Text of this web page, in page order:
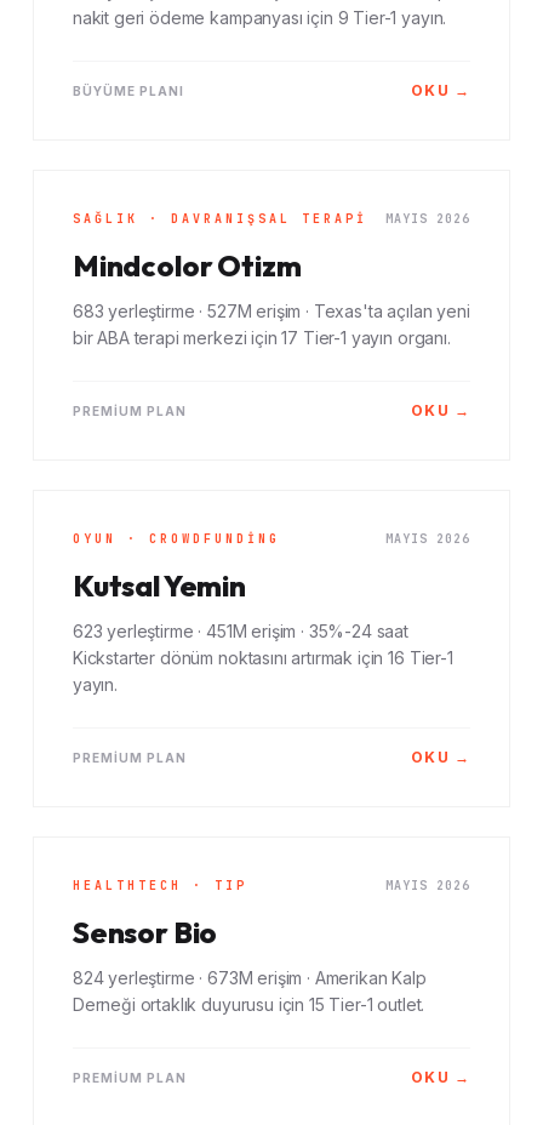
nakit geri ödeme kampanyası için 9 Tier-1 yayın.
BÜYÜME PLANI OKU →
SAĞLIK · DAVRANIŞSAL TERAPI MAYIS 2026
Mindcolor Otizm
683 yerleştirme · 527M erişim · Texas'ta açılan yeni
bir ABA terapi merkezi için 17 Tier-1 yayın organı.
PREMIUM PLAN OKU →
OYUN · CROWDFUNDING MAYIS 2026
Kutsal Yemin
623 yerleştirme · 451M erişim · 35%-24 saat
Kickstarter dönüm noktasını artırmak için 16 Tier-1
yayın.
PREMIUM PLAN OKU →
HEALTHTECH · TIP MAYIS 2026
Sensor Bio
824 yerleştirme · 673M erişim · Amerikan Kalp
Derneği ortaklık duyurusu için 15 Tier-1 outlet.
PREMIUM PLAN OKU →